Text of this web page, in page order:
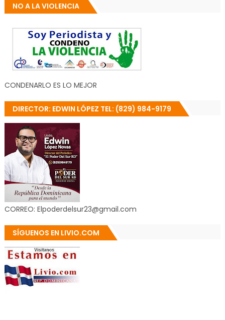
NO A LA VIOLENCIA
CONDENARLO ES LO MEJOR
DIRECTOR: EDWIN LÓPEZ TEL: (829) 984-9179
CORREO: Elpoderdelsur23@gmail.com
SÍGUENOS EN LIVIO.COM